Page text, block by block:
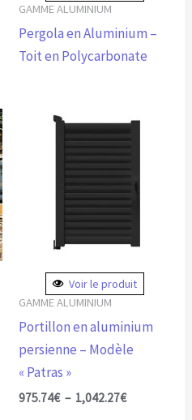
GAMME ALUMINIUM
Pergola en Aluminium –
Toit en Polycarbonate
Voir le produit
GAMME ALUMINIUM
Portillon en aluminium
persienne – Modèle
« Patras »
975.74€ – 1,042.27€
prix :
1,042.27€
variations.
options
peuvent
être
choisies
sur
la
page